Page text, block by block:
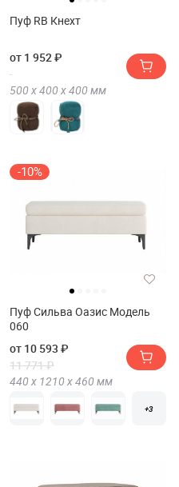
Пуф RB Кнехт
от 1 952 ₽
500 х400 х400 мм
-10%
Пуф Сильва Оазис Модель
060
от 10 593 ₽
11 771 ₽
440 х 1210 х460 мм
+3